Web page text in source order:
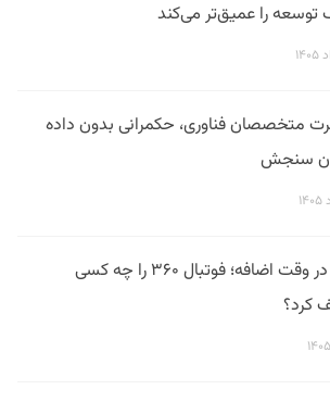
را عمیق‌تر می‌کند
متخصصان فناوری، حکمرانی بدون داده
سنجش
فیلتر در وقت اضافه؛ فوتبال ۳۶۰ را چه کسی
کرد؟